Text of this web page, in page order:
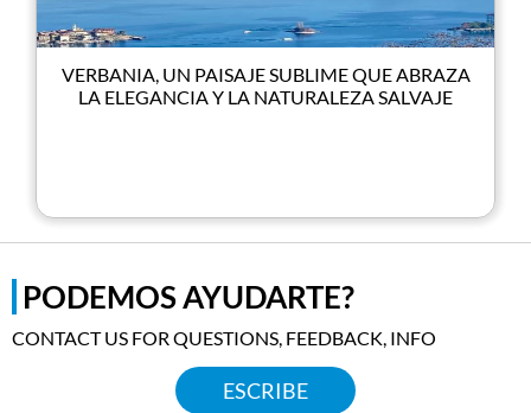
VERBANIA, UN PAISAJE SUBLIME QUE ABRAZA
LA ELEGANCIA Y LA NATURALEZA SALVAJE
PODEMOS AYUDARTE?
CONTACT US FOR QUESTIONS, FEEDBACK, INFO
ESCRIBE